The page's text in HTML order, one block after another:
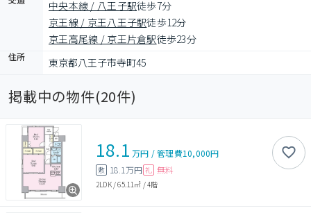
中央本線 / 八王子駅徒歩7分
京王線 / 京王八王子駅徒歩12分
京王高尾線 / 京王片倉駅徒歩23分
住所 東京都八王子市寺町45
掲載中の物件(20件)
18.1 万円 /管理費10,000円
敷 18.1万円 礼 無料
2LDK/65.11㎡ /4階